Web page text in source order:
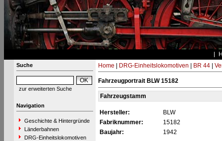
Suche
zur erweiterten Suche
Navigation
Geschichte & Hintergründe
Länderbahnen
DRG-Einheitslokomotiven
Home DRG-Einheitslokomotiven BR 44|
Fahrzeugportrait BLW 15182
Fahrzeugstamm
Hersteller:
BLW
Fabriknummer:
15182
Baujahr:
1942